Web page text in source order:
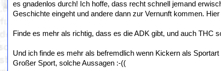
es gnadenlos durch! Ich hoffe, dass recht schnell jemand
Geschichte eingeht und andere dann zur Vernunft kommen.
Finde es mehr als richtig, dass es die ADK gibt, und auch THC
Und ich finde es mehr als befremdlich wenn Kickern als
Großer Sport, solche Aussagen :-((